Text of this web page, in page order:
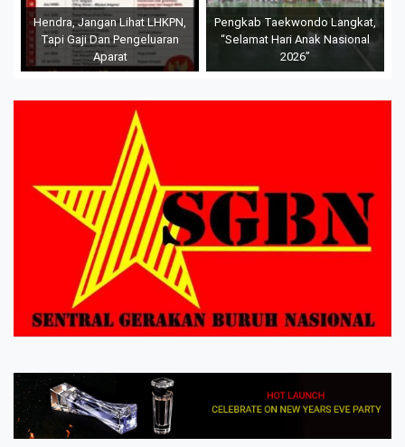
Hendra, Jangan Lihat LHKPN,
Tapi Gaji Dan Pengeluaran
Aparat
Pengkab Taekwondo Langkat,
“Selamat Hari Anak Nasional
2026”